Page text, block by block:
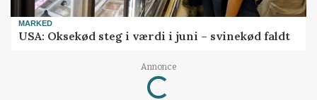
MARKED
USA: Oksekød steg i værdi i juni – svinekød faldt
Annonce
Loading...